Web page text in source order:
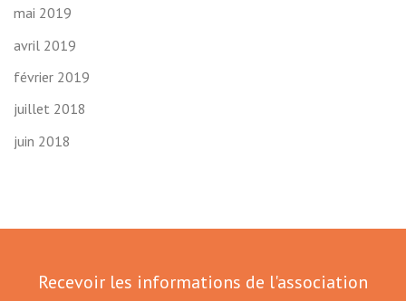
mai 2019
avril 2019
février 2019
juillet 2018
juin 2018
Recevoir les informations de l'association